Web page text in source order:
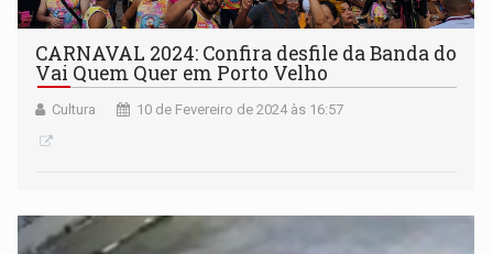
CARNAVAL 2024: Confira desfile da Banda do
Vai Quem Quer em Porto Velho
Cultura 10 de Fevereiro de 2024 às 16:57